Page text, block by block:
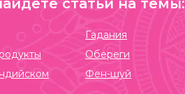
статьи на темы:
Гадания
Обереги
Фен-шуй